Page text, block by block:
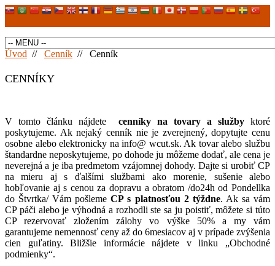
Úvod // Cenník // Cenník
CENNÍKY
V tomto článku nájdete cenníky na tovary a služby ktoré
poskytujeme. Ak nejaký cenník nie je zverejnený, dopytujte cenu
osobne alebo elektronicky na info@ wcut.sk. Ak tovar alebo službu
štandardne neposkytujeme, po dohode ju môžeme dodať, ale cena je
neverejná a je iba predmetom vzájomnej dohody. Dajte si urobiť CP
na mieru aj s ďalšími službami ako morenie, sušenie alebo
hobľovanie aj s cenou za dopravu a obratom /do24h od Pondellka
do Štvrtka/ Vám pošleme CP s platnosťou 2 týždne. Ak sa vám
CP páči alebo je výhodná a rozhodli ste sa ju poistiť, môžete si túto
CP rezervovať zložením zálohy vo výške 50% a my vám
garantujeme nemennosť ceny až do 6mesiacov aj v prípade zvýšenia
cien guľatiny. Bližšie informácie nájdete v linku „Obchodné
podmienky“.